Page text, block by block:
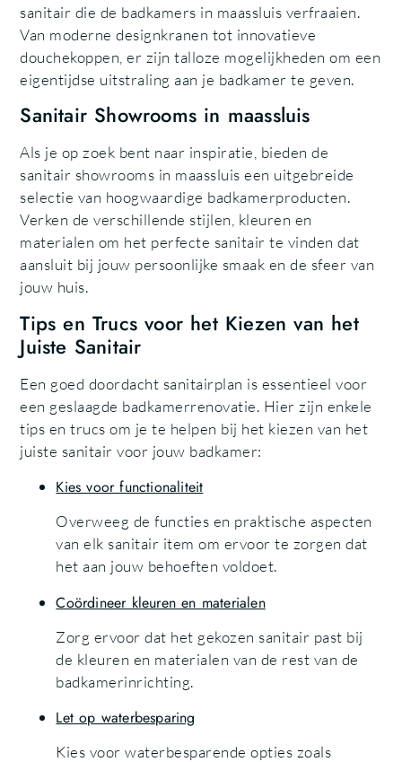
sanitair die de badkamers in maassluis verfraaien.
Van moderne designkranen tot innovatieve
douchekoppen, er zijn talloze mogelijkheden om een
eigentijdse uitstraling aan je badkamer te geven.
Sanitair Showrooms in maassluis
Als je op zoek bent naar inspiratie, bieden de
sanitair showrooms in maassluis een uitgebreide
selectie van hoogwaardige badkamerproducten.
Verken de verschillende stijlen, kleuren en
materialen om het perfecte sanitair te vinden dat
aansluit bij jouw persoonlijke smaak en de sfeer van
jouw huis.
Tips en Trucs voor het Kiezen van het
Juiste Sanitair
Een goed doordacht sanitairplan is essentieel voor
een geslaagde badkamerrenovatie. Hier zijn enkele
tips en trucs om je te helpen bij het kiezen van het
juiste sanitair voor jouw badkamer:
Kies voor functionaliteit
Overweeg de functies en praktische aspecten
van elk sanitair item om ervoor te zorgen dat
het aan jouw behoeften voldoet.
Coördineer kleuren en materialen
Zorg ervoor dat het gekozen sanitair past bij
de kleuren en materialen van de rest van de
badkamerinrichting.
Let op waterbesparing
Kies voor waterbesparende opties zoals